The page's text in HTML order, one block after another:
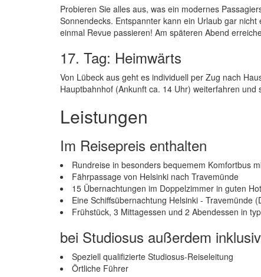
Probieren Sie alles aus, was ein modernes
Sonnendecks. Entspannter kann ein Urlaub gar
einmal Revue passieren! Am späteren Abend
17. Tag: Heimwärts
Von Lübeck aus geht es individuell per Zug nach
Hauptbahnhof (Ankunft ca. 14 Uhr) weiterfahren
Leistungen
Im Reisepreis enthalten
Rundreise in besonders bequemem Komfortbus
Fährpassage von Helsinki nach Travemünde
15 Übernachtungen im Doppelzimmer in guten
Eine Schiffsübernachtung Helsinki - Travemünde
Frühstück, 3 Mittagessen und 2 Abendessen in
bei Studiosus außerdem
Speziell qualifizierte Studiosus-Reiseleitung
Örtliche Führer